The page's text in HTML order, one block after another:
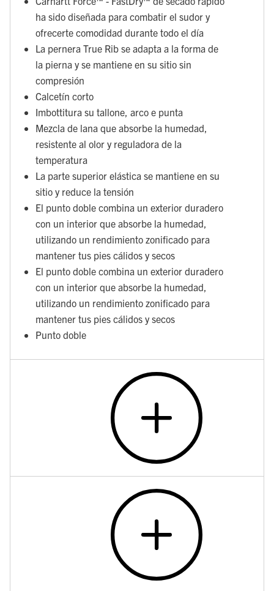
ha sido diseñada para combatir el sudor y
ofrecerte comodidad durante todo el día
La pernera True Rib se adapta a la forma de
la pierna y se mantiene en su sitio sin
compresión
Calcetín corto
Imbottitura su tallone, arco e punta
Mezcla de lana que absorbe la humedad,
resistente al olor y reguladora de la
temperatura
La parte superior elástica se mantiene en su
sitio y reduce la tensión
El punto doble combina un exterior duradero
con un interior que absorbe la humedad,
utilizando un rendimiento zonificado para
mantener tus pies cálidos y secos
El punto doble combina un exterior duradero
con un interior que absorbe la humedad,
utilizando un rendimiento zonificado para
mantener tus pies cálidos y secos
Punto doble